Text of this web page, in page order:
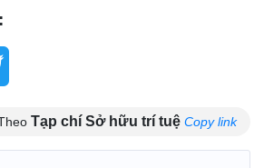
Tạp chí Sở hữu trí tuệ Copy link